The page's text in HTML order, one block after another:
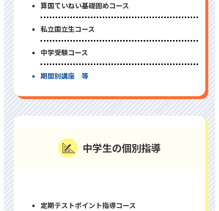
算国ていねい基礎固めコース
私⽴国⽴⽣コース
中学受験コース
期間別講座 等
中学⽣の個別指導
定期テストポイント指導コース